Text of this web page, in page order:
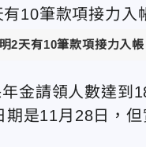
2天有10筆款項接力入
金請領人數達
是11月28日，